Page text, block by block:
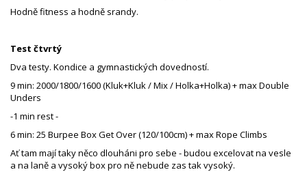
Hodně fitness a hodně srandy.
Test čtvrtý
Dva testy. Kondice a gymnastických dovedností.
9 min: 2000/1800/1600 (Kluk+Kluk / Mix / Holka+Holka) + max Double
Unders
-1 min rest -
6 min: 25 Burpee Box Get Over (120/100cm) + max Rope Climbs
Ať tam mají taky něco dlouháni pro sebe - budou excelovat na vesle
a na laně a vysoký box pro ně nebude zas tak vysoký.